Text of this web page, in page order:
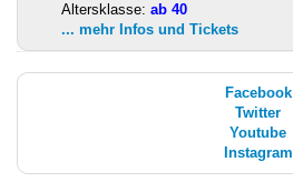
Altersklasse: ab 40
... mehr Infos und Tickets
Facebook
Twitter
Youtube
Instagram